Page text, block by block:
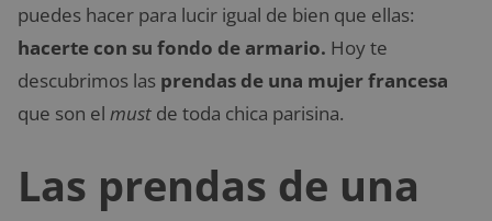
puedes hacer para lucir igual de bien que ellas:
hacerte con su fondo de armario. Hoy te
descubrimos las prendas de una mujer francesa
que son el must de toda chica parisina.
Las prendas de una